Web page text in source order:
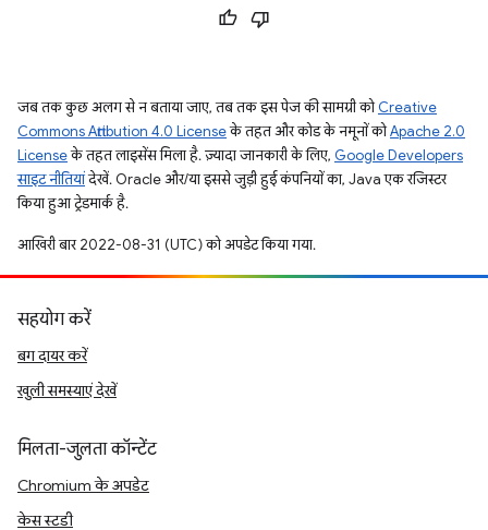
जब तक कुछ अलग से न बताया जाए, तब तक इस पेज की सामग्री कोCreative
Commons Attribution 4.0 Licenseके तहत और कोड के नमूनों कोApache 2.0
Licenseके तहत लाइसेंस मिला है. ज़्यादा जानकारी के लिए, Google Developers
साइट नीतियांदेखें. Oracle और/या इससे जुड़ी हुई कंपनियों का, Java एक रजिस्टर
किया हुआ ट्रेडमार्क है.
आखिरी बार 2022-08-31 (UTC) को अपडेट किया गया.
सहयोग करें
बग दायर करें
खुली समस्याएं देखें
मिलता-जुलता कॉन्टेंट
Chromium के अपडेट
केस स्टडी